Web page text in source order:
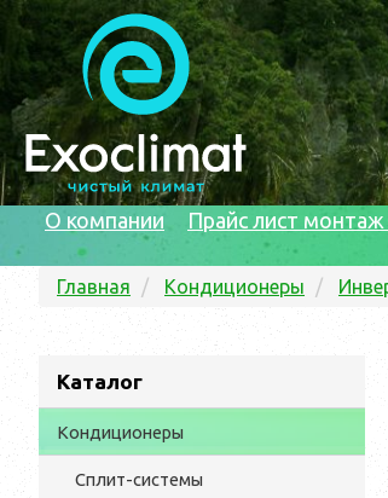
О компании Прайс лист
Главная Кондиционеры
Каталог
Кондиционеры
Сплит-системы